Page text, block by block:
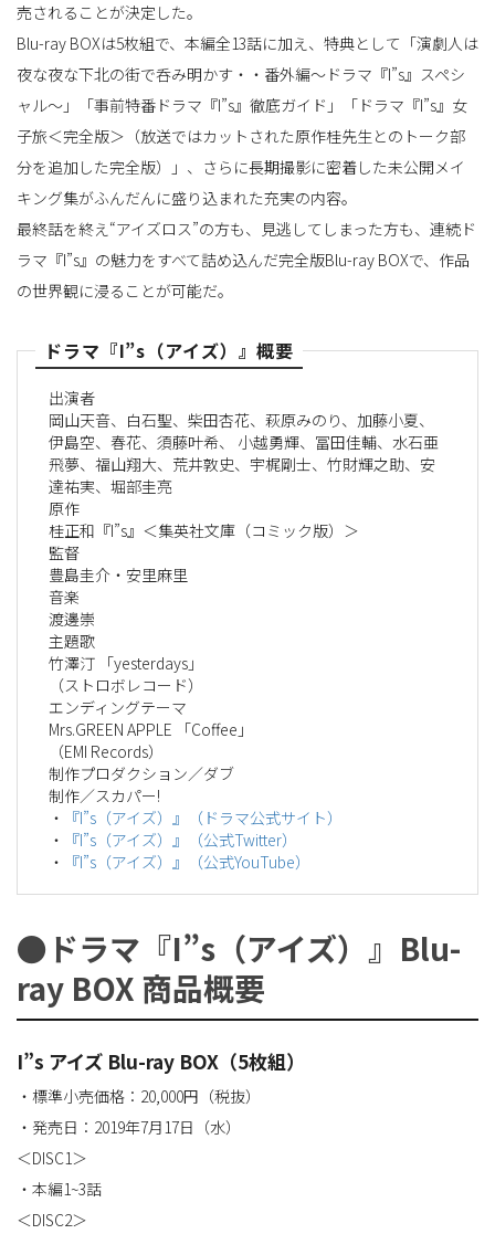
売されることが決定した。
Blu-ray BOXは5枚組で、本編全13話に加え、特典として「演劇人は
夜な夜な下北の街で呑み明かす・・番外編～ドラマ『I”s』スペシ
ャル～」「事前特番ドラマ『I”s』徹底ガイド」「ドラマ『I”s』女
子旅＜完全版＞（放送ではカットされた原作桂先生とのトーク部
分を追加した完全版）」、さらに長期撮影に密着した未公開メイ
キング集がふんだんに盛り込まれた充実の内容。
最終話を終え“アイズロス”の方も、見逃してしまった方も、連続ド
ラマ『I”s』の魅力をすべて詰め込んだ完全版Blu-ray BOXで、作品
の世界観に浸ることが可能だ。
ドラマ『I”s（アイズ）』概要
出演者
岡山天音、白石聖、柴田杏花、萩原みのり、加藤小夏、
伊島空、春花、須藤叶希、 小越勇輝、冨田佳輔、水石亜
飛夢、福山翔大、荒井敦史、宇梶剛士、竹財輝之助、安
達祐実、堀部圭亮
原作
桂正和『I”s』＜集英社文庫（コミック版）＞
監督
豊島圭介・安里麻里
音楽
渡邊崇
主題歌
竹澤汀 「yesterdays」
（ストロボレコード）
エンディングテーマ
Mrs.GREEN APPLE 「Coffee」
（EMI Records）
制作プロダクション／ダブ
制作／スカパー!
・
『I”s（アイズ）』（ドラマ公式サイト）
・
『I”s（アイズ）』（公式Twitter）
・
『I”s（アイズ）』（公式YouTube）
●ドラマ『I”s（アイズ）』Blu-
ray BOX 商品概要
I”s アイズ Blu-ray BOX（5枚組）
・標準小売価格：20,000円（税抜）
・発売日：2019年7月17日（水）
＜DISC1＞
・本編1~3話
＜DISC2＞